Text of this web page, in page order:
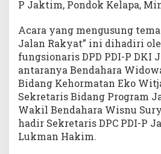
P Jaktim, Pondok Kelapa,
Acara yang mengusung
Jalan Rakyat” ini dihadiri
fungsionaris DPD PDI-P DKI
antaranya Bendahara
Bidang Kehormatan Eko
Sekretaris Bidang Program
Wakil Bendahara Wisnu
hadir Sekretaris DPC PDI-P
Lukman Hakim.